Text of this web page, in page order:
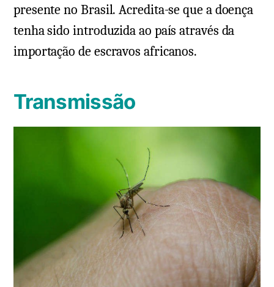
presente no Brasil. Acredita-se que a doença
tenha sido introduzida ao país através da
importação de escravos africanos.
Transmissão